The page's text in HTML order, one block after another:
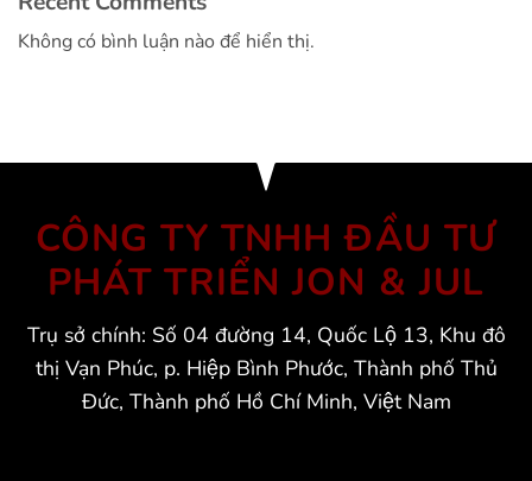
Không có bình luận nào để hiển thị.
CÔNG TY TNHH ĐẦU TƯ
PHÁT TRIỂN JON & JUL
Trụ sở chính: Số 04 đường 14, Quốc Lộ 13, Khu đô
thị Vạn Phúc, p. Hiệp Bình Phước, Thành phố Thủ
Đức, Thành phố Hồ Chí Minh, Việt Nam